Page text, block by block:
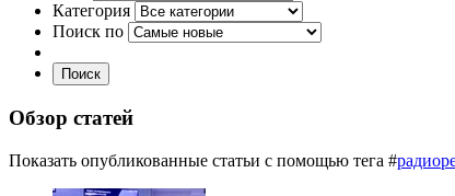
Категория
Поиск по
Поиск
Обзор статей
Показать опубликованные статьи с помощью тега #